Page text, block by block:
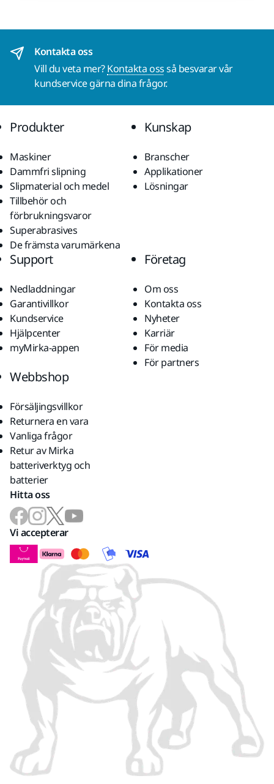
Kontakta oss
Vill du veta mer?Kontakta ossså besvarar vår
kundservice gärna dina frågor.
Produkter
Maskiner
Dammfri slipning
Slipmaterial och medel
Tillbehör och
förbrukningsvaror
Superabrasives
De främsta varumärkena
Kunskap
Branscher
Applikationer
Lösningar
Support
Nedladdningar
Garantivillkor
Kundservice
Hjälpcenter
myMirka-appen
Företag
Om oss
Kontakta oss
Nyheter
Karriär
För media
För partners
Webbshop
Försäljingsvillkor
Returnera en vara
Vanliga frågor
Retur av Mirka
batteriverktyg och
batterier
Hitta oss
Vi accepterar